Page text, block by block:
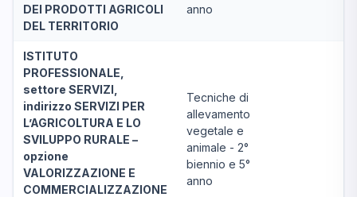
DEI PRODOTTI AGRICOLI
DEL TERRITORIO
anno
ISTITUTO
PROFESSIONALE,
settore SERVIZI,
indirizzo SERVIZI PER
L’AGRICOLTURA E LO
SVILUPPO RURALE –
opzione
VALORIZZAZIONE E
COMMERCIALIZZAZIONE
Tecniche di
allevamento
vegetale e
animale - 2°
biennio e 5°
anno